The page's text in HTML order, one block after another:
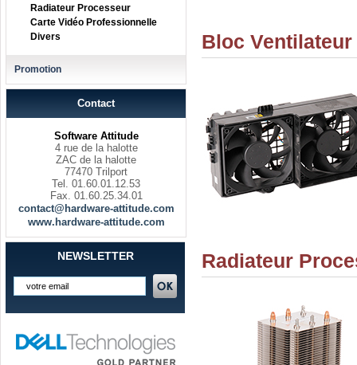
Radiateur Processeur
Carte Vidéo Professionnelle
Divers
Promotion
Contact
Software Attitude
4 rue de la halotte
ZAC de la halotte
77470 Trilport
Tel. 01.60.01.12.53
Fax. 01.60.25.34.01
contact@hardware-attitude.com
www.hardware-attitude.com
NEWSLETTER
Bloc Ventilateur
Radiateur